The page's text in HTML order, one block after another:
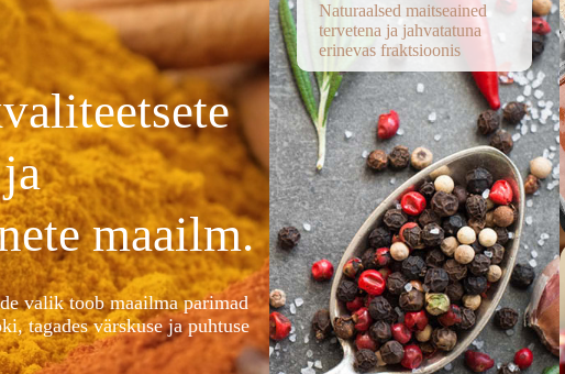
maailm.
valik toob maailma parimad
tagades värskuse ja puhtuse
Naturaalsed maitseained
tervetena ja jahvatatuna
erinevas fraktsioonis